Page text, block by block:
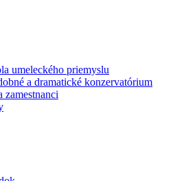
umeleckého priemyslu
a dramatické konzervatórium
zamestnanci